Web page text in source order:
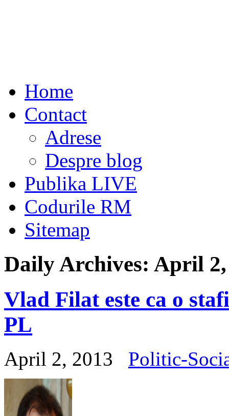
Home
Contact
Adrese
Despre blog
Publika LIVE
Codurile RM
Sitemap
Daily Archives: April 2,
Vlad Filat este ca o
PL
April 2, 2013 Politic-